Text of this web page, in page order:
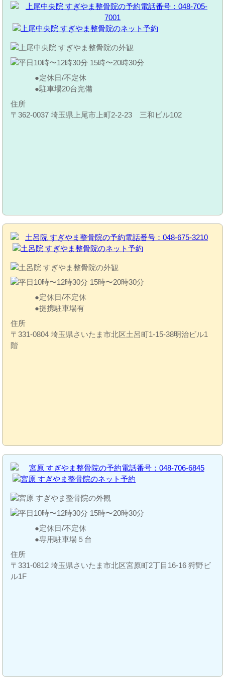
定休日/不定休
駐車場20台完備
住所
〒362-0037 埼玉県上尾市上町2-2-23 三和ビル102
定休日/不定休
提携駐車場有
住所
〒331-0804 埼玉県さいたま市北区土呂町1-15-38明治ビル1
階
定休日/不定休
専用駐車場５台
住所
〒331-0812 埼玉県さいたま市北区宮原町2丁目16-16 狩野ビ
ル1F